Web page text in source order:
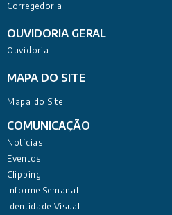
Corregedoria
OUVIDORIA GERAL
Ouvidoria
MAPA DO SITE
Mapa do Site
COMUNICAÇÃO
Notícias
Eventos
Clipping
Informe Semanal
Identidade Visual